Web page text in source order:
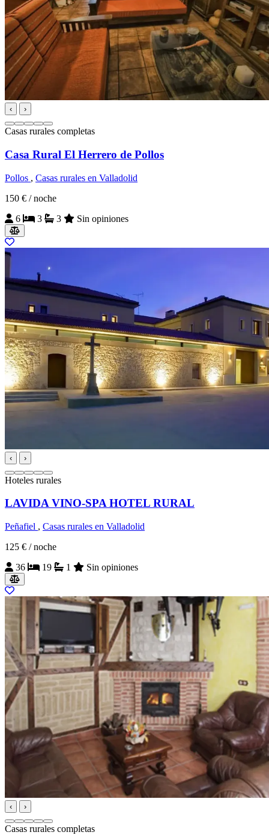
‹ ›
Casas rurales completas
Casa Rural El Herrero de Pollos
Pollos , Casas rurales en Valladolid
150 € / noche
6
3 3 Sin opiniones
‹ ›
Hoteles rurales
LAVIDA VINO-SPA HOTEL RURAL
Peñafiel , Casas rurales en Valladolid
125 € / noche
36
19 1 Sin opiniones
‹ ›
Casas rurales completas